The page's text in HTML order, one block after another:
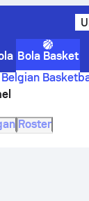
Bola Basket
Belgian
dan pemain
Roster